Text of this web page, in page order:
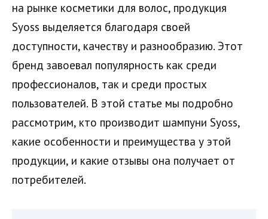
на рынке косметики для волос, продукция
Syoss выделяется благодаря своей
доступности, качеству и разнообразию. Этот
бренд завоевал популярность как среди
профессионалов, так и среди простых
пользователей. В этой статье мы подробно
рассмотрим, кто производит шампуни Syoss,
какие особенности и преимущества у этой
продукции, и какие отзывы она получает от
потребителей.